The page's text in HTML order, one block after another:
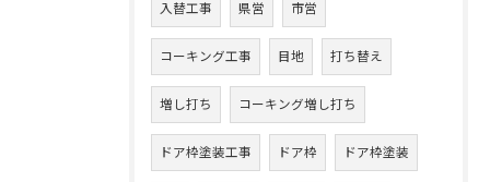
入替工事 県営 市営
コーキング工事 目地 打ち替え
増し打ち コーキング増し打ち
ドア枠塗装工事 ドア枠 ドア枠塗装